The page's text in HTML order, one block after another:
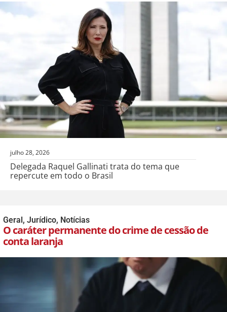
julho 28, 2026
Delegada Raquel Gallinati trata do tema que
repercute em todo o Brasil
Geral, Jurídico, Notícias
O caráter permanente do crime de cessão de
conta laranja